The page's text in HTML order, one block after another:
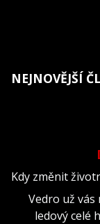
NEJNOVĚJŠÍ
Kdy změnit
Vedro už
ledový celé